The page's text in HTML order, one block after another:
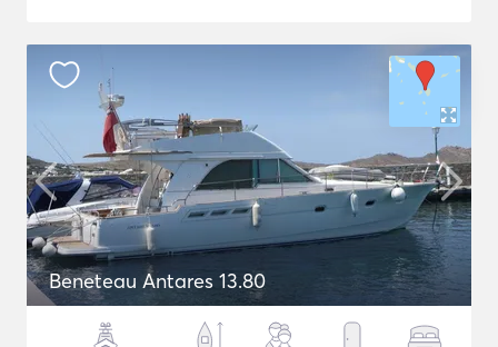
Beneteau Antares 13.80